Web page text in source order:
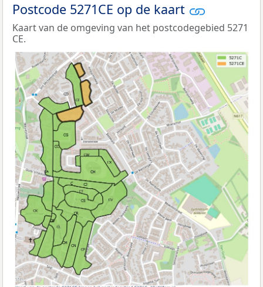
Postcode 5271CE op de kaart
Kaart van de omgeving van het postcodegebied 5271
CE.